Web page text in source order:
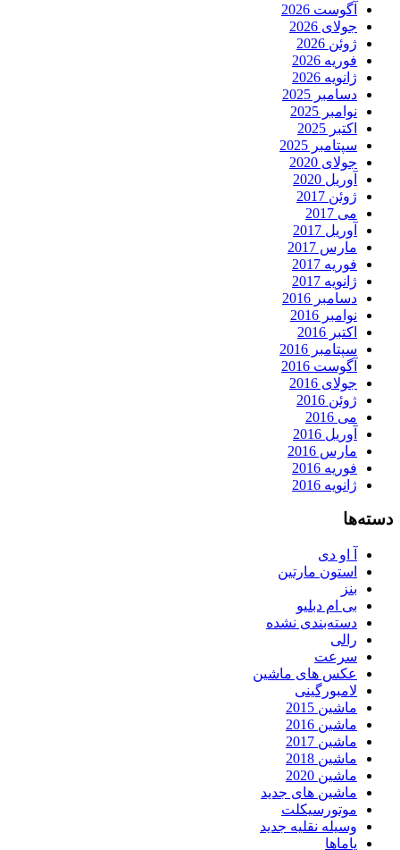
آگوست 2026
جولای 2026
ژوئن 2026
فوریه 2026
ژانویه 2026
دسامبر 2025
نوامبر 2025
اکتبر 2025
سپتامبر 2025
جولای 2020
آوریل 2020
ژوئن 2017
می 2017
آوریل 2017
مارس 2017
فوریه 2017
ژانویه 2017
دسامبر 2016
نوامبر 2016
اکتبر 2016
سپتامبر 2016
آگوست 2016
جولای 2016
ژوئن 2016
می 2016
آوریل 2016
مارس 2016
فوریه 2016
ژانویه 2016
دسته‌ها
آ او دی
استون مارتین
بنز
بی ام دبلیو
دسته‌بندی نشده
رالی
سرعت
عکس های ماشین
لامبورگینی
ماشین 2015
ماشین 2016
ماشین 2017
ماشین 2018
ماشین 2020
ماشین های جدید
موتورسیکلت
وسیله نقلیه جدید
یاماها